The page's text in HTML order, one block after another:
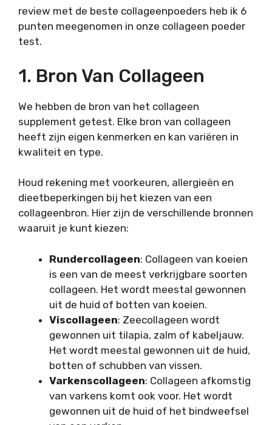
review met de beste collageenpoeders heb ik 6
punten meegenomen in onze collageen poeder
test.
1. Bron Van Collageen
We hebben de bron van het collageen
supplement getest. Elke bron van collageen
heeft zijn eigen kenmerken en kan variëren in
kwaliteit en type.
Houd rekening met voorkeuren, allergieën en
dieetbeperkingen bij het kiezen van een
collageenbron. Hier zijn de verschillende bronnen
waaruit je kunt kiezen:
Rundercollageen: Collageen van koeien
is een van de meest verkrijgbare soorten
collageen. Het wordt meestal gewonnen
uit de huid of botten van koeien.
Viscollageen: Zeecollageen wordt
gewonnen uit tilapia, zalm of kabeljauw.
Het wordt meestal gewonnen uit de huid,
botten of schubben van vissen.
Varkenscollageen: Collageen afkomstig
van varkens komt ook voor. Het wordt
gewonnen uit de huid of het bindweefsel